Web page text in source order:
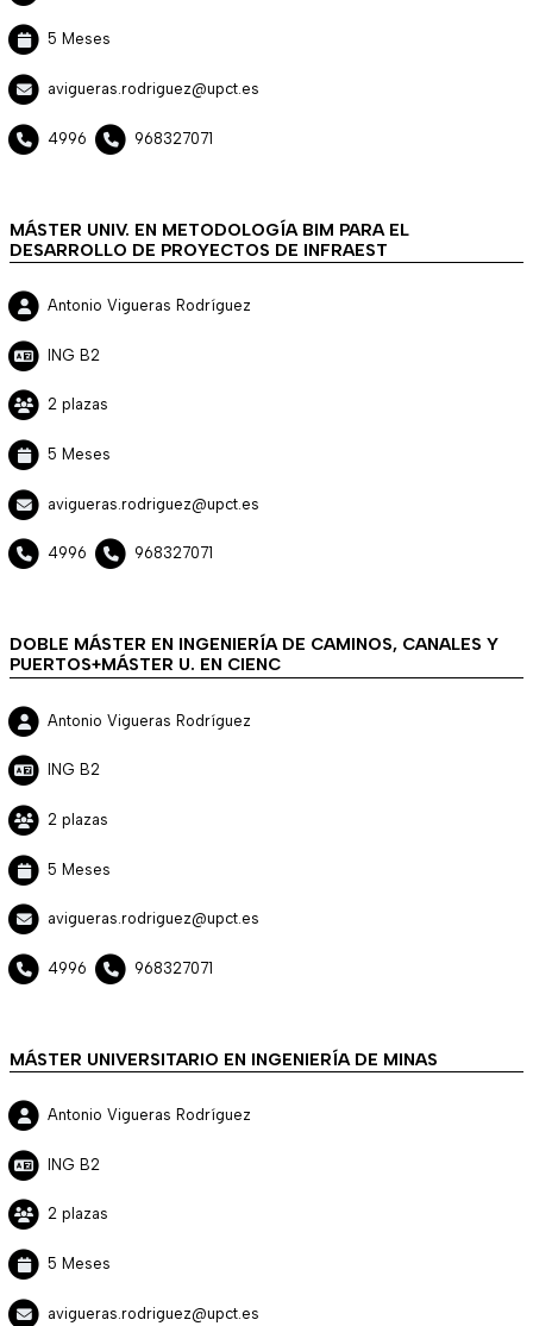
5 Meses
avigueras.rodriguez@upct.es
4996 968327071
MÁSTER UNIV. EN METODOLOGÍA BIM PARA EL
DESARROLLO DE PROYECTOS DE INFRAEST
Antonio Vigueras Rodríguez
ING B2
2 plazas
5 Meses
avigueras.rodriguez@upct.es
4996 968327071
DOBLE MÁSTER EN INGENIERÍA DE CAMINOS, CANALES Y
PUERTOS+MÁSTER U. EN CIENC
Antonio Vigueras Rodríguez
ING B2
2 plazas
5 Meses
avigueras.rodriguez@upct.es
4996 968327071
MÁSTER UNIVERSITARIO EN INGENIERÍA DE MINAS
Antonio Vigueras Rodríguez
ING B2
2 plazas
5 Meses
avigueras.rodriguez@upct.es